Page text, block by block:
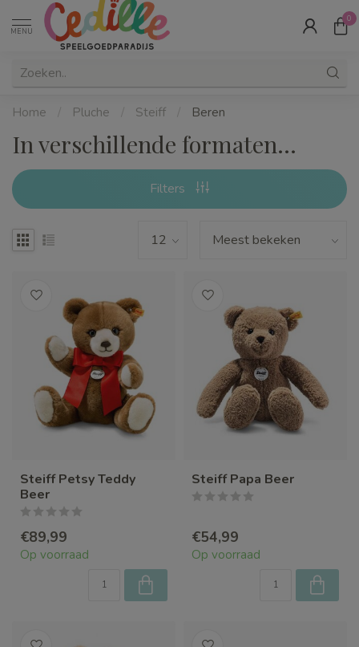
MENU
0
Home / Pluche / Steiff / Beren
In verschillende formaten...
Filters
Steiff Petsy Teddy
Beer
€89,99
Op voorraad
Steiff Papa Beer
€54,99
Op voorraad